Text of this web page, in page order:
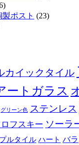
ポスト (23)
カイックタイル
ートガラス
グリーン色 ステンレス
フスキー ソーラ
ルタイル ハート バラ